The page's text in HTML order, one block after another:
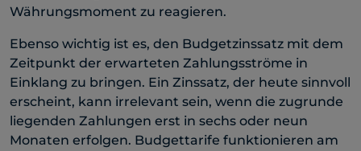
Währungsmoment zu reagieren.
Ebenso wichtig ist es, den Budgetzinssatz mit dem
Zeitpunkt der erwarteten Zahlungsströme in
Einklang zu bringen. Ein Zinssatz, der heute sinnvoll
erscheint, kann irrelevant sein, wenn die zugrunde
liegenden Zahlungen erst in sechs oder neun
Monaten erfolgen. Budgettarife funktionieren am